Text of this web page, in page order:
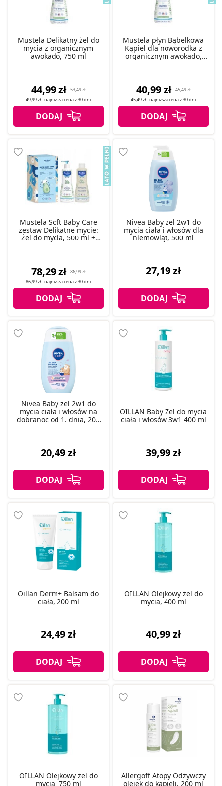
Mustela Delikatny żel do
mycia z organicznym
awokado, 750 ml
44,99 zł
53,49 zł
49,99 zł- najniższa cena z30 dni
Mustela płyn Bąbelkowa
Kąpiel dla noworodka z
organicznym awokado,
40,99 zł
45,49 zł
45,49 zł- najniższa cena z30 dni
Mustela Soft Baby Care
zestaw Delikatne mycie:
Żel do mycia, 500 ml +
78,29 zł
86,99 zł
86,99 zł- najniższa cena z30 dni
Nivea Baby żel 2w1 do
mycia ciała i włosów dla
niemowląt, 500 ml
27,19 zł
Nivea Baby żel 2w1 do
mycia ciała i włosów na
dobranoc od 1. dnia, 200
20,49 zł
OILLAN Baby Żel do mycia
ciała i włosów 3w1 400 ml
39,99 zł
Oillan Derm+ Balsam do
ciała, 200 ml
24,49 zł
OILLAN Olejkowy żel do
mycia, 400 ml
40,99 zł
OILLAN Olejkowy żel do
mycia, 750 ml
Allergoff Atopy Odżywczy
olejek do kąpieli, 200 ml